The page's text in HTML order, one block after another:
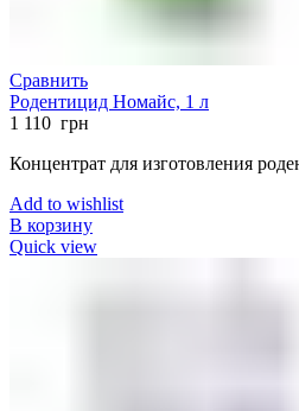
Сравнить
Родентицид Номайс, 1 л
1 110 грн
Концентрат для изготовления
Add to wishlist
В корзину
Quick view